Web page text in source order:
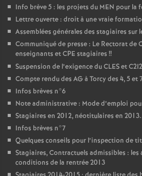
Info brève 5 : les projets du MEN pour la
Lettre ouverte : droit à une vraie
Assemblées générales des stagiaires sur
Communiqué de presse : Le Rectorat de
enseignants etCPE stagiaires !!
Suspension de l’exigence duCLESet
Compte rendu des AG à Torcy des 4, 5 et
Infos brèves n°6
Note administrative : Mode d’emploi
Stagiaires en 2012, néotitulaires en
Infos brèves n°7
Quelques conseils pour l’inspection de
Stagiaires, Contractuels admissibles :
conditions de la rentrée 2013